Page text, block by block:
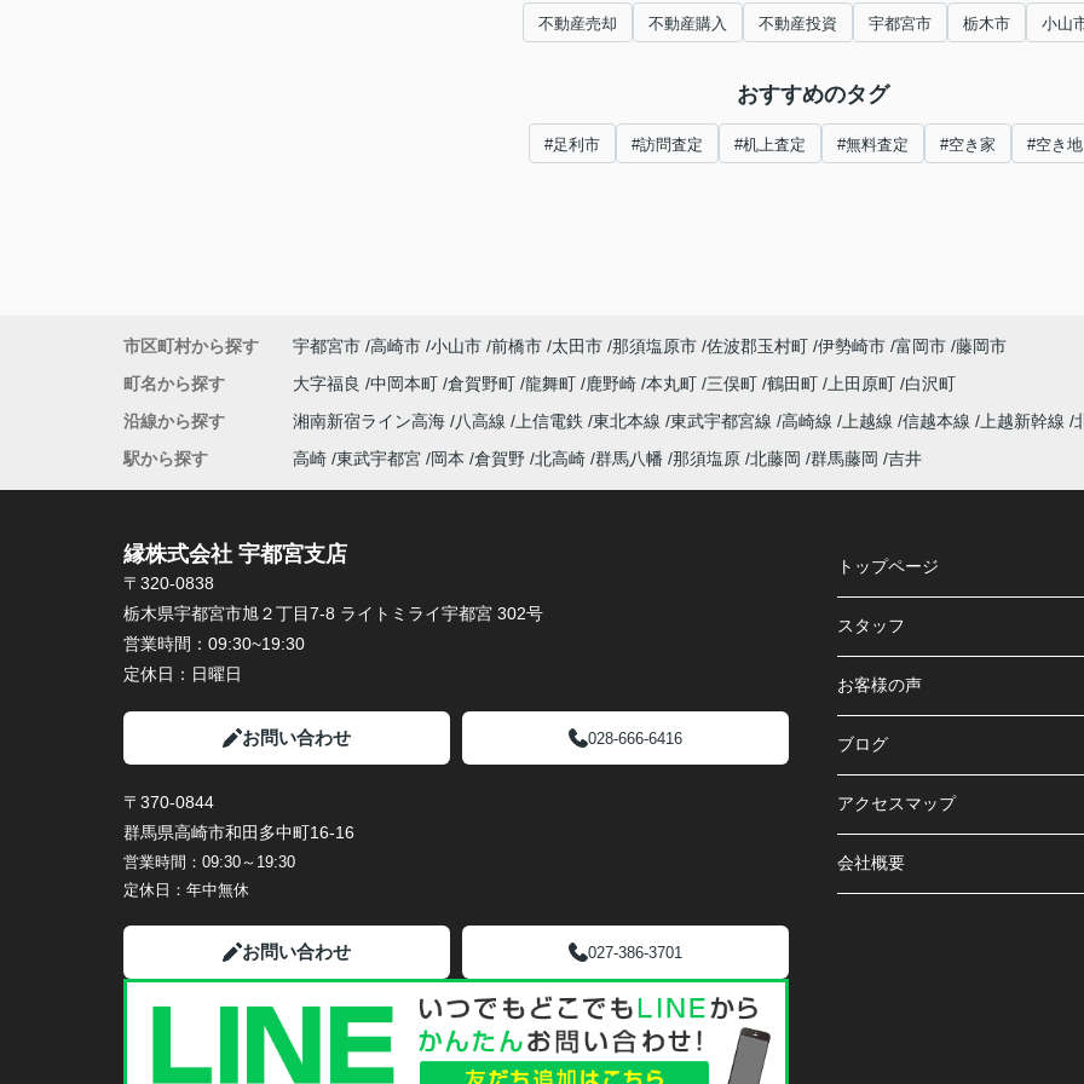
不動産売却 不動産購入 不動産投資 宇都宮市 栃木市 小山
おすすめのタグ
#足利市 #訪問査定 #机上査定 #無料査定 #空き家 #空き地
市区町村から探す 宇都宮市 高崎市 小山市 前橋市 太田市 那須塩原市 佐波郡玉村町 伊勢崎市 富岡市 藤岡市
町名から探す
大字福良 中岡本町 倉賀野町 龍舞町 鹿野崎 本丸町 三俣町 鶴田町 上田原町 白沢町
沿線から探す
湘南新宿ライン高海 八高線 上信電鉄 東北本線 東武宇都宮線 高崎線 上越線 信越本線 上越新幹線
駅から探す
高崎 東武宇都宮 岡本 倉賀野 北高崎 群馬八幡 那須塩原 北藤岡 群馬藤岡 吉井
縁株式会社 宇都宮支店
〒320-0838
栃木県宇都宮市旭２丁目7-8 ライトミライ宇都宮 302号
営業時間： 09:30~19:30
定休日： 日曜日
お問い合わせ 028-666-6416
〒370-0844
群馬県高崎市和田多中町16-16
営業時間： 09:30～19:30
定休日： 年中無休
お問い合わせ 027-386-3701
トップページ
スタッフ
お客様の声
ブログ
アクセスマップ
会社概要